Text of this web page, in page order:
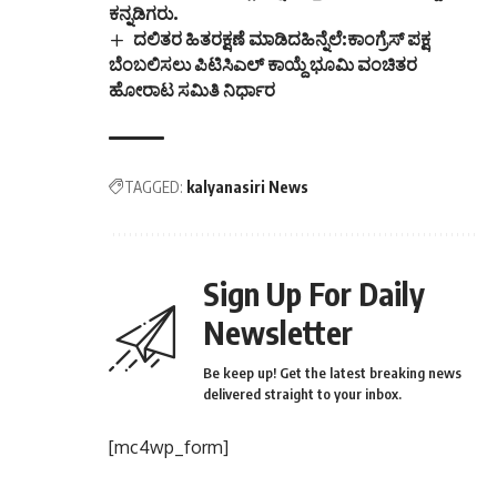
ಕನ್ನಡಿಗರು.
ದಲಿತರ ಹಿತರಕ್ಷಣೆ ಮಾಡಿದಹಿನ್ನೆಲೆ:ಕಾಂಗ್ರೆಸ್ ಪಕ್ಷ
ಬೆಂಬಲಿಸಲು ಪಿಟಿಸಿಎಲ್ ಕಾಯ್ದೆ ಭೂಮಿ ವಂಚಿತರ
ಹೋರಾಟ ಸಮಿತಿ ನಿರ್ಧಾರ
TAGGED: kalyanasiri News
Sign Up For Daily
Newsletter
Be keep up! Get the latest breaking news
delivered straight to your inbox.
[mc4wp_form]